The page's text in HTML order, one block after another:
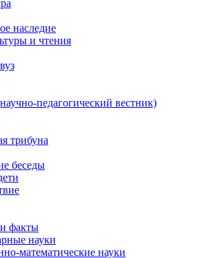
наследие
и чтения
педагогический вестник)
трибуна
беседы
факты
науки
математические науки